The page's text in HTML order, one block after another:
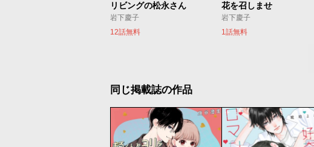
リビングの松永さん
岩下慶子
12話無料
花を召しませ
岩下慶子
1話無料
同じ掲載誌の作品